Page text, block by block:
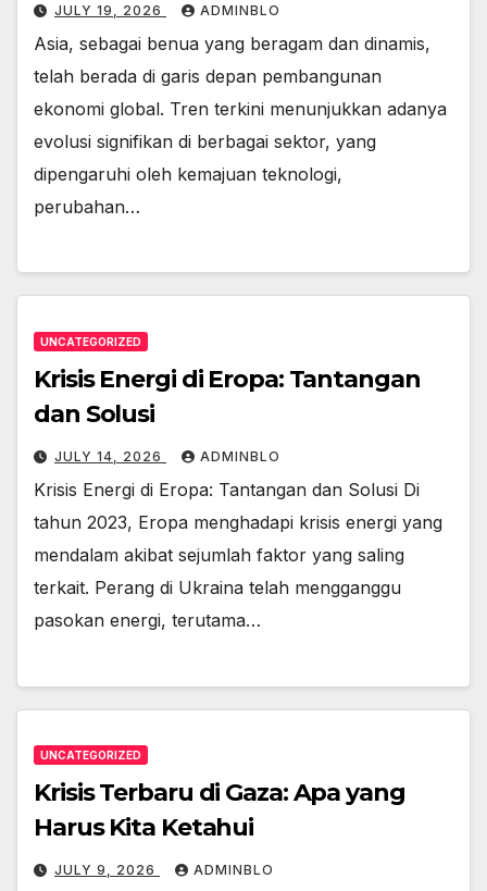
JULY 19, 2026 ADMINBLO
Asia, sebagai benua yang beragam dan dinamis,
telah berada di garis depan pembangunan
ekonomi global. Tren terkini menunjukkan adanya
evolusi signifikan di berbagai sektor, yang
dipengaruhi oleh kemajuan teknologi,
perubahan…
UNCATEGORIZED
Krisis Energi di Eropa: Tantangan
dan Solusi
JULY 14, 2026 ADMINBLO
Krisis Energi di Eropa: Tantangan dan Solusi Di
tahun 2023, Eropa menghadapi krisis energi yang
mendalam akibat sejumlah faktor yang saling
terkait. Perang di Ukraina telah mengganggu
pasokan energi, terutama…
UNCATEGORIZED
Krisis Terbaru di Gaza: Apa yang
Harus Kita Ketahui
JULY 9, 2026 ADMINBLO